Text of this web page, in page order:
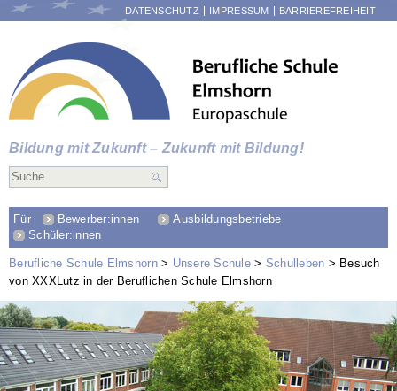
Bildung mit Zukunft – Zukunft mit Bildung!
ÜBERSPRINGEN
DATENSCHUTZ IMPRESSUM BARRIEREFREIHEIT
Für Bewerber:innen
Ausbildungsbetriebe
Schüler:innen
Berufliche Schule Elmshorn Unsere Schule Schulleben
Besuch
von XXXLutz in der Beruflichen Schule Elmshorn